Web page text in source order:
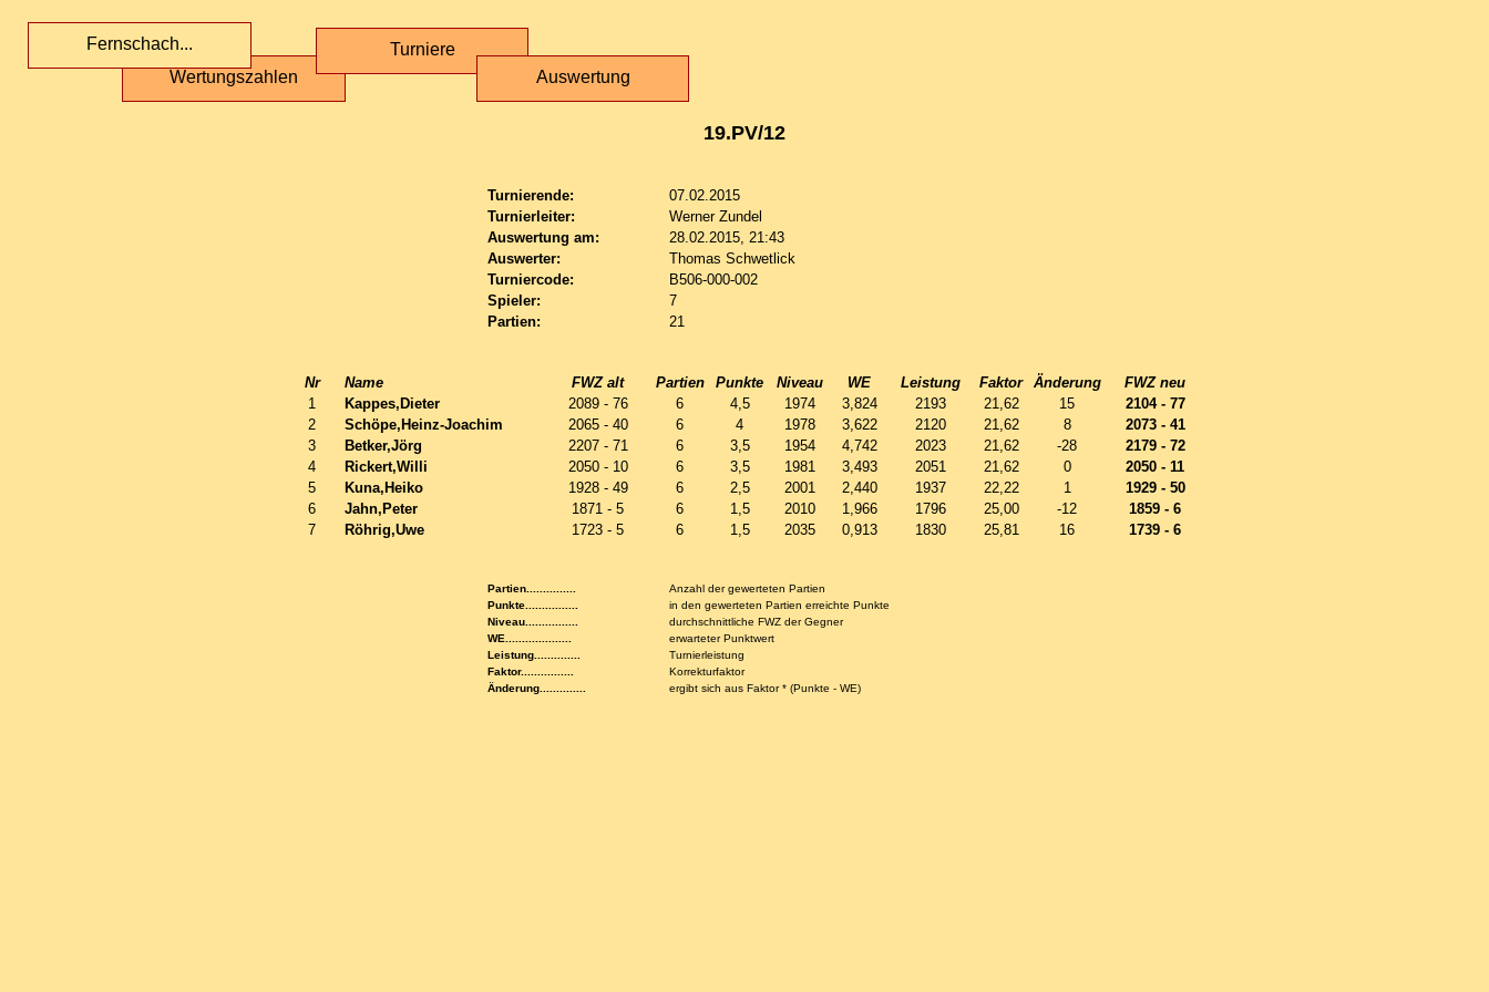
Wertungszahlen
Fernschach...
Turniere
Auswertung
19.PV/12
Turnierende:
07.02.2015
Turnierleiter:
Werner Zundel
Auswertung am:
28.02.2015, 21:43
Auswerter:
Thomas Schwetlick
Turniercode:
B506-000-002
Spieler:
7
Partien:
21
Nr Name FWZ alt Partien Punkte Niveau WE Leistung Faktor Änderung
FWZ neu
1
Kappes,Dieter 2089 - 76 6 4,5 1974 3,824 2193 21,62 15
2104 - 77
2
Schöpe,Heinz-Joachim 2065 - 40 6 4 1978 3,622 2120 21,62 8
2073 - 41
3
Betker,Jörg 2207 - 71 6 3,5 1954 4,742 2023 21,62 -28
2179 - 72
4
Rickert,Willi 2050 - 10 6 3,5 1981 3,493 2051 21,62 0
2050 - 11
5
Kuna,Heiko 1928 - 49 6 2,5 2001 2,440 1937 22,22 1
1929 - 50
6
Jahn,Peter 1871 - 5 6 1,5 2010 1,966 1796 25,00 -12
1859 - 6
7
Röhrig,Uwe 1723 - 5 6 1,5 2035 0,913 1830 25,81 16 1739 - 6
Partien...............
Anzahl der gewerteten Partien
Punkte................
in den gewerteten Partien erreichte Punkte
Niveau................
durchschnittliche FWZ der Gegner
WE....................
erwarteter Punktwert
Leistung..............
Turnierleistung
Faktor................
Korrekturfaktor
Änderung..............
ergibt sich aus Faktor * (Punkte - WE)